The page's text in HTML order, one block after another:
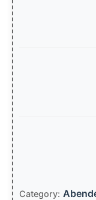
Category: